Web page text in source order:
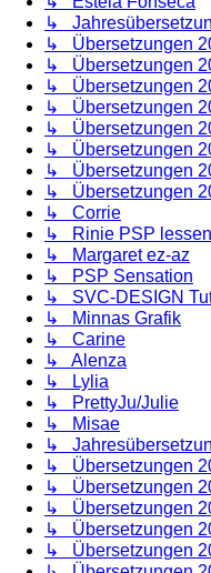
↳
↳ Übersetzungen
↳ Übersetzungen
↳ Übersetzungen
↳ Übersetzungen
↳ Übersetzungen
↳ Übersetzungen
↳ Übersetzungen
↳ Übersetzungen
↳ Corrie
↳ Rinie PSP lessen
↳ Margaret ez-az
↳ PSP Sensation
↳ SVC-DESIGN
↳ Minnas Grafik
↳ Carine
↳ Alenza
↳ Lylia
↳ PrettyJu/Julie
↳ Misae
↳
↳ Übersetzungen
↳ Übersetzungen
↳ Übersetzungen
↳ Übersetzungen
↳ Übersetzungen